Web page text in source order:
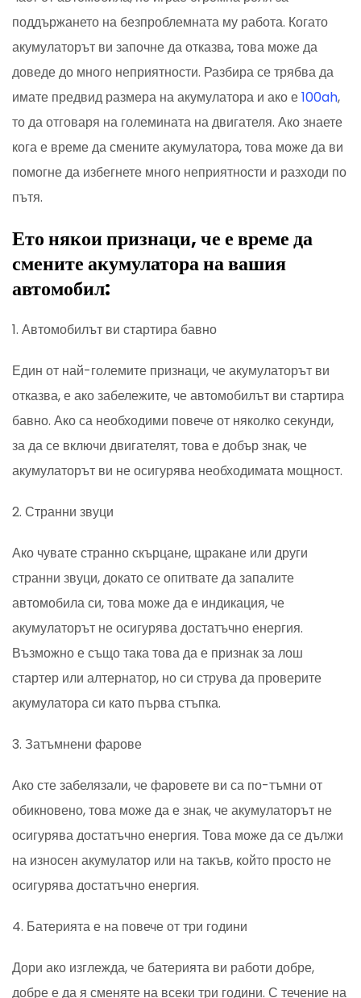
поддържането на безпроблемната му работа. Когато
акумулаторът ви започне да отказва, това може да
доведе до много неприятности. Разбира се трябва да
имате предвид размера на акумулатора и ако е100ah,
то да отговаря на големината на двигателя. Ако знаете
кога е време да смените акумулатора, това може да ви
помогне да избегнете много неприятности и разходи по
пътя.
Ето някои признаци, че е време да
смените акумулатора на вашия
автомобил:
1. Автомобилът ви стартира бавно
Един от най-големите признаци, че акумулаторът ви
отказва, е ако забележите, че автомобилът ви стартира
бавно. Ако са необходими повече от няколко секунди,
за да се включи двигателят, това е добър знак, че
акумулаторът ви не осигурява необходимата мощност.
2. Странни звуци
Ако чувате странно скърцане, щракане или други
странни звуци, докато се опитвате да запалите
автомобила си, това може да е индикация, че
акумулаторът не осигурява достатъчно енергия.
Възможно е също така това да е признак за лош
стартер или алтернатор, но си струва да проверите
акумулатора си като първа стъпка.
3. Затъмнени фарове
Ако сте забелязали, че фаровете ви са по-тъмни от
обикновено, това може да е знак, че акумулаторът не
осигурява достатъчно енергия. Това може да се дължи
на износен акумулатор или на такъв, който просто не
осигурява достатъчно енергия.
4. Батерията е на повече от три години
Дори ако изглежда, че батерията ви работи добре,
добре е да я сменяте на всеки три години. С течение на